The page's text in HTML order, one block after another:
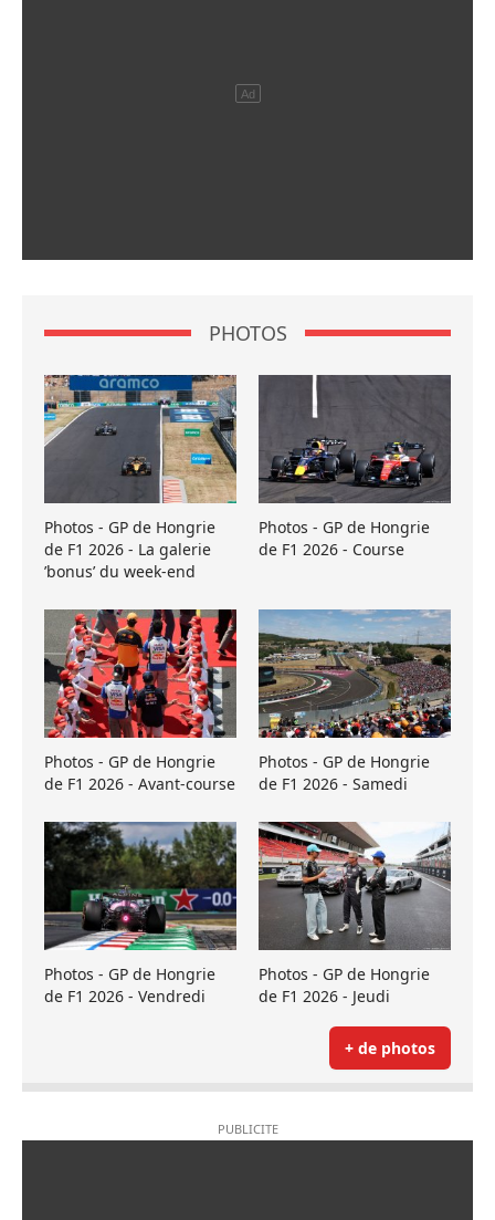
PHOTOS
Photos - GP de Hongrie
de F1 2026 - La galerie
’bonus’ du week-end
Photos - GP de Hongrie
de F1 2026 - Course
Photos - GP de Hongrie
de F1 2026 - Avant-course
Photos - GP de Hongrie
de F1 2026 - Samedi
Photos - GP de Hongrie
de F1 2026 - Vendredi
Photos - GP de Hongrie
de F1 2026 - Jeudi
+ de photos